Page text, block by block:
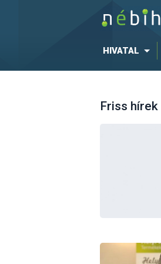
HIVATAL
Friss hírek